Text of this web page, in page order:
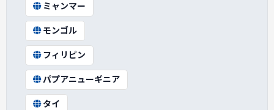
ミャンマー
モンゴル
フィリピン
パプアニューギニア
タイ